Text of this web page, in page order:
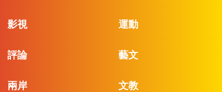
影視 運動
評論 藝文
兩岸 文教